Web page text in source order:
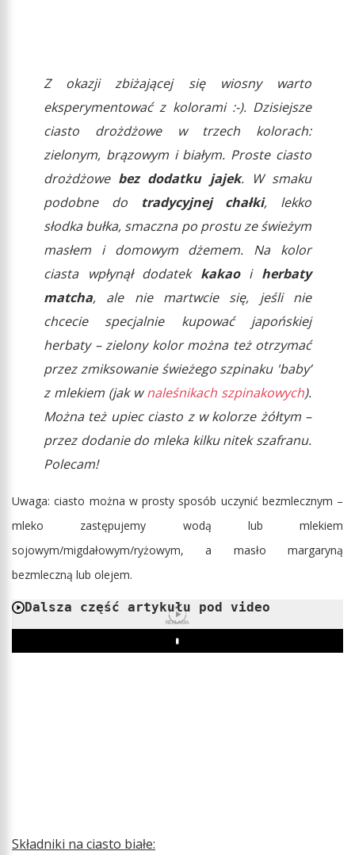
Z okazji zbiżającej się wiosny warto
eksperymentować z kolorami :-). Dzisiejsze
ciasto drożdżowe w trzech kolorach:
zielonym, brązowym i białym. Proste ciasto
drożdżowe bez dodatku jajek. W smaku
podobne do
tradycyjnej chałki, lekko
słodka bułka, smaczna po prostu ze świeżym
masłem i domowym dżemem. Na kolor
ciasta wpłynął dodatek kakaoi herbaty
matcha, ale nie martwcie się, jeśli nie
chcecie specjalnie kupować japońskiej
herbaty – zielony kolor można też otrzymać
przez zmiksowanie świeżego szpinaku 'baby’
z mlekiem (jak wnaleśnikach szpinakowych).
Można też upiec ciasto z w kolorze żółtym –
przez dodanie do mleka kilku nitek szafranu.
Polecam!
Uwaga: ciasto można w prosty sposób uczynić bezmlecznym –
mleko zastępujemy wodą lub mlekiem
sojowym/migdałowym/ryżowym, a masło margaryną
bezmleczną lub olejem.
Dalsza część artykułu pod video
REKLAMA
Play
Składniki na ciasto białe: